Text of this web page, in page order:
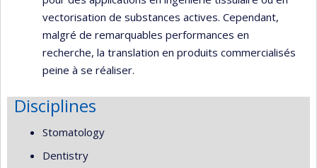
vectorisation de substances actives. Cependant,
malgré de remarquables performances en
recherche, la translation en produits commercialisés
peine à se réaliser.
Disciplines
Stomatology
Dentistry